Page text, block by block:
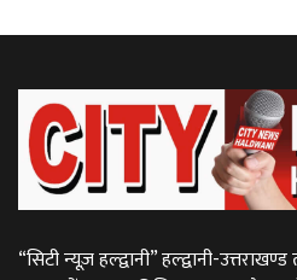
“सिटी न्यूज़ हल्द्वानी” हल्द्वानी-